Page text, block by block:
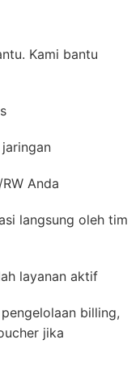
Kami bantu
Anda
langsung oleh tim
layanan aktif
billing,
jika